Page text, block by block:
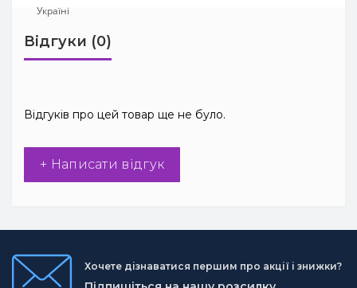
Відгуки (0)
Відгуків про цей товар ще не було.
+ Написати відгук
Хочете дізнаватися першим про акції і знижки?